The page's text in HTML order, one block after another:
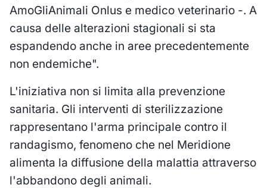
AmoGliAnimali Onlus e medico veterinario -. A
causa delle alterazioni stagionali si sta
espandendo anche in aree precedentemente
non endemiche".
L'iniziativa non si limita alla prevenzione
sanitaria. Gli interventi di sterilizzazione
rappresentano l'arma principale contro il
randagismo, fenomeno che nel Meridione
alimenta la diffusione della malattia attraverso
l'abbandono degli animali.